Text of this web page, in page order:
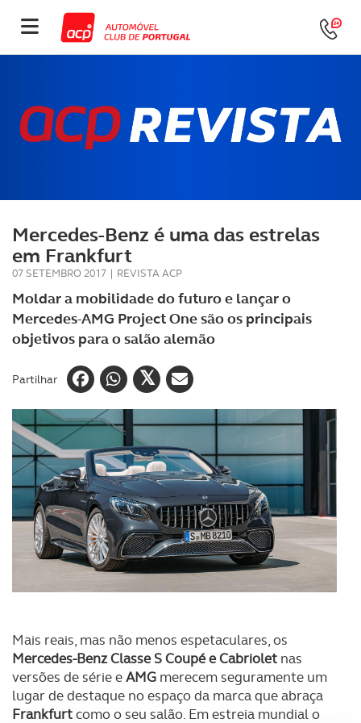
Mercedes-Benz é uma das estrelas
em Frankfurt
07 SETEMBRO 2017 | REVISTA ACP
Moldar a mobilidade do futuro e lançar o
Mercedes-AMG Project One são os principais
objetivos para o salão alemão
Partilhar
Mais reais, mas não menos espetaculares, os
Mercedes-Benz Classe S Coupé e Cabriolet nas
versões de série eAMG merecem seguramente um
lugar de destaque no espaço da marca que abraça
Frankfurtcomo o seu salão. Em estreia mundial o